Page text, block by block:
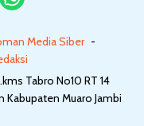
Media Siber
Tabro No10 RT 14
Kabupaten Muaro Jambi